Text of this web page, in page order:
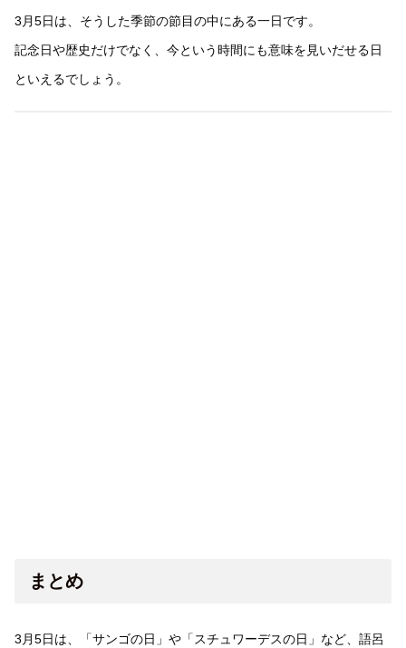
3月5日は、そうした季節の節目の中にある一日です。
記念日や歴史だけでなく、今という時間にも意味を見いだせる日
といえるでしょう。
まとめ
3月5日は、「サンゴの日」や「スチュワーデスの日」など、語呂